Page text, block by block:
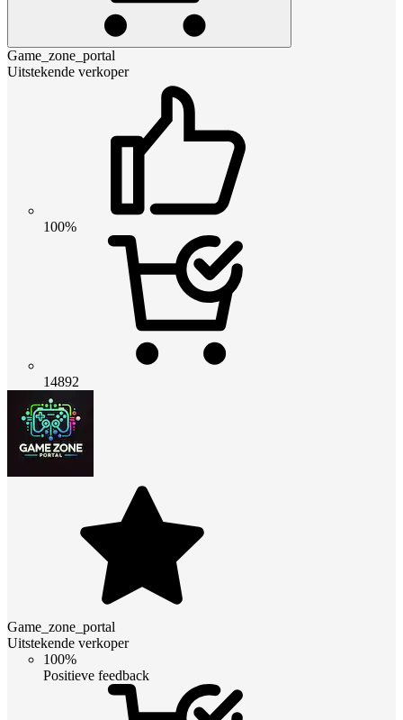
Game_zone_portal
Uitstekende verkoper
100%
14892
Game_zone_portal
Uitstekende verkoper
100%
Positieve feedback